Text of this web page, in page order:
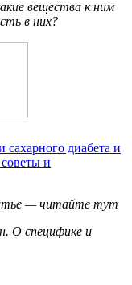
вещества к ним
в них?
сахарного диабета и
и
— читайте тут
О специфике и